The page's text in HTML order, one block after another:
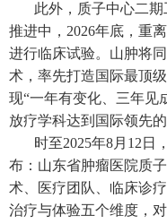
此外，质子中心二
推进中，2026年底，重
进行临床试验。山肿将
术，率先打造国际最顶
现“一年有变化、三年见
放疗学科达到国际领先的
时至2025年8月12日
布：山东省肿瘤医院质
术、医疗团队、临床诊
治疗与体验五个维度，